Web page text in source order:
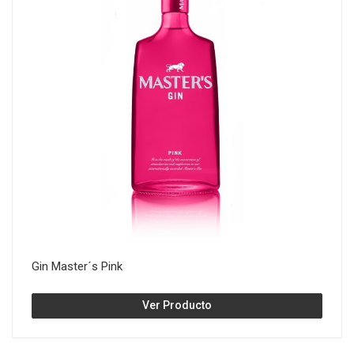
Gin Master´s Pink
Ver Producto